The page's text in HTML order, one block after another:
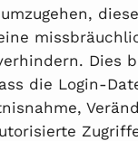
Dies
die Login-